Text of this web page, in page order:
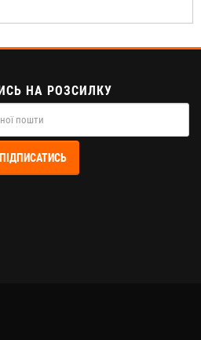
НА РОЗСИЛКУ
ПІДПИСАТИСЬ